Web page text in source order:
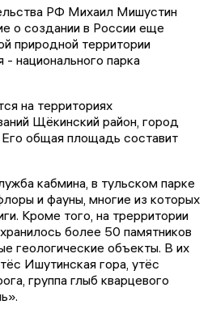
РФ Михаил Мишустин
о создании в России еще
природной территории
национального парка
на территориях
Щёкинский район, город
общая площадь составит
кабмина, в тульском парке
и фауны, многие из которых
Кроме того, на трерритории
более 50 памятников
геологические объекты. В их
Ишутинская гора, утёс
группа глыб кварцевого